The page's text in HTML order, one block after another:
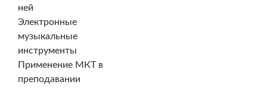
ней
Электронные
музыкальные
инструменты
Применение МКТ в
преподавании